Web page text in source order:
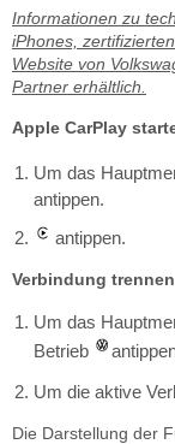
Informationen zu
iPhones,
Website von
Partner erhältlich.
Apple CarPlay
Um das
antippen.
antippen.
Verbindung trennen
Um das
Betrieb
Um die aktive
Die Darstellung der